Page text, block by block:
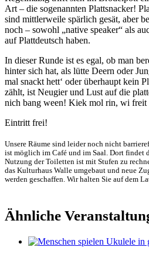
Art – die sogenannten Plattsnacker!
sind mittlerweile spärlich gesät, aber
noch – sowohl „native speaker“ als
auf Plattdeutsch haben.
In dieser Runde ist es egal, ob man
hinter sich hat, als lütte Deern oder
mal snackt hett‘ oder überhaupt kein
zählt, ist Neugier und Lust auf die
nich bang ween! Kiek mol rin, wi freit
Eintritt frei!
Unsere Räume sind leider noch nicht
ist möglich im Café und im Saal. Dort findet
Nutzung der Toiletten ist mit Stufen zu
das Kulturhaus Walle umgebaut und neue
werden geschaffen. Wir halten Sie auf dem
Ähnliche